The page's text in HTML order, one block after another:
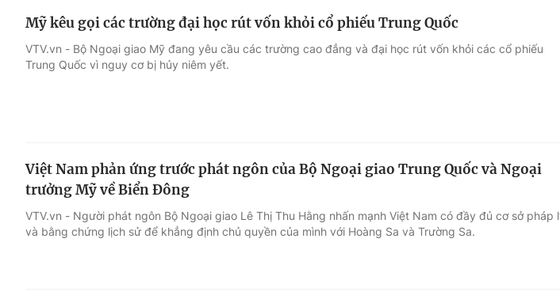
Mỹ kêu gọi các trường đại học rút vốn khỏi cổ phiếu Trung Quốc
VTV.vn - Bộ Ngoại giao Mỹ đang yêu cầu các trường cao đẳng và đại học rút vốn khỏi các cổ phiếu
Trung Quốc vì nguy cơ bị hủy niêm yết.
Việt Nam phản ứng trước phát ngôn của Bộ Ngoại giao Trung Quốc và Ngoại
trưởng Mỹ về Biển Đông
VTV.vn - Người phát ngôn Bộ Ngoại giao Lê Thị Thu Hằng nhấn mạnh Việt Nam có đầy đủ cơ sở pháp
và bằng chứng lịch sử để khẳng định chủ quyền của mình với Hoàng Sa và Trường Sa.